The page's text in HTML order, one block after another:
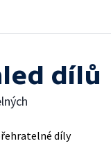
dílů
díly